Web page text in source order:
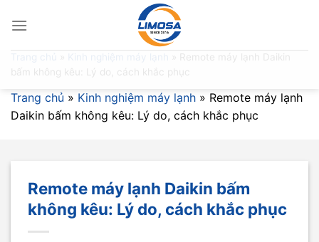
Remote máy lạnh Daikin
bấm không kêu: Lý do, cách khắc phục
Trang chủ » Kinh nghiệm máy lạnh » Remote máy lạnh
Daikin bấm không kêu: Lý do, cách khắc phục
Remote máy lạnh Daikin bấm
không kêu: Lý do, cách khắc phục